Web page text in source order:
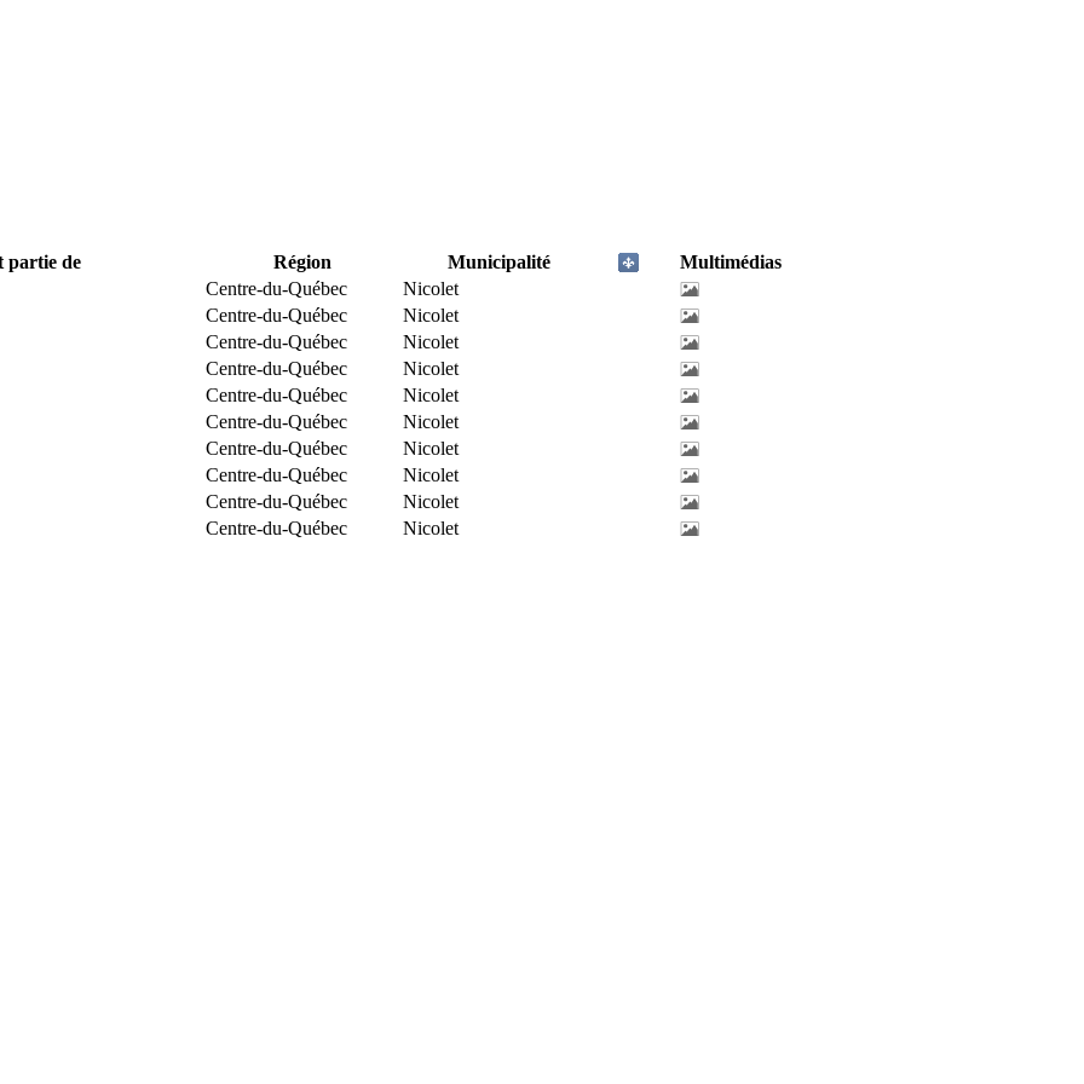
partie de Région Municipalité
Multimédias
Centre-du-Québec
Nicolet
Centre-du-Québec
Nicolet
Centre-du-Québec
Nicolet
Centre-du-Québec
Nicolet
Centre-du-Québec
Nicolet
Centre-du-Québec
Nicolet
Centre-du-Québec
Nicolet
Centre-du-Québec
Nicolet
Centre-du-Québec
Nicolet
Centre-du-Québec
Nicolet